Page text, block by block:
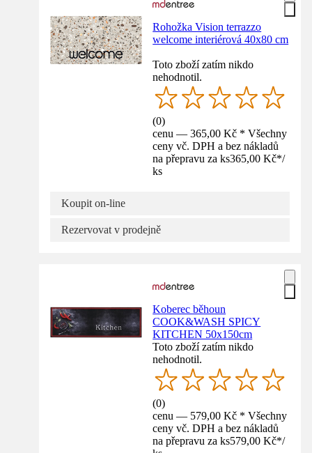
Rohožka Vision terrazzo
welcome interiérová 40x80 cm
Toto zboží zatím nikdo
nehodnotil.
(0)
cenu — 365,00 Kč * Všechny
ceny vč. DPH a bez nákladů
na přepravu za ks365,00 Kč*/
ks
Koupit on-line
Rezervovat v prodejně
Koberec běhoun
COOK&WASH SPICY
KITCHEN 50x150cm
Toto zboží zatím nikdo
nehodnotil.
(0)
cenu — 579,00 Kč * Všechny
ceny vč. DPH a bez nákladů
na přepravu za ks579,00 Kč*/